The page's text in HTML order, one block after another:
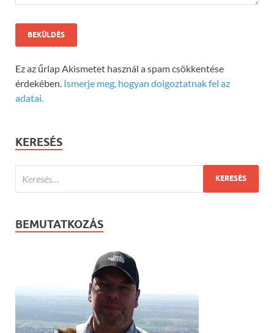
Ez az űrlap Akismetet használ a spam csökkentése
érdekében. Ismerje meg, hogyan dolgoztatnak fel az
adatai.
KERESÉS
BEMUTATKOZÁS